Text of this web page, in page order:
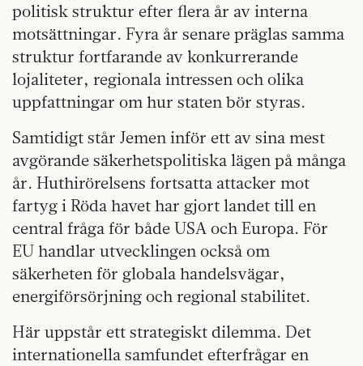
politisk struktur efter flera år av interna
motsättningar. Fyra år senare präglas samma
struktur fortfarande av konkurrerande
lojaliteter, regionala intressen och olika
uppfattningar om hur staten bör styras.
Samtidigt står Jemen inför ett av sina mest
avgörande säkerhetspolitiska lägen på många
år. Huthirörelsens fortsatta attacker mot
fartyg i Röda havet har gjort landet till en
central fråga för både USA och Europa. För
EU handlar utvecklingen också om
säkerheten för globala handelsvägar,
energiförsörjning och regional stabilitet.
Här uppstår ett strategiskt dilemma. Det
internationella samfundet efterfrågar en